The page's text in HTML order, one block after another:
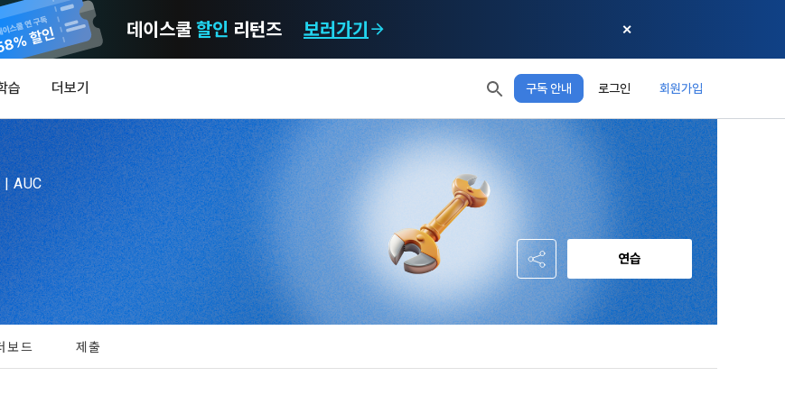
데이스쿨 할인 리턴즈 보러가기 ✕
습 더보기 구독 안내 로그인 회원가입
알림 0 모두 읽음 모두 삭제 닫기
MY XP XP 안내
다음 레벨까지150 XP
0/150 XP
오늘의 XP
0 / 800
전체 XP
0
적립 XP
0
사용 XP
0
메일 인증 필요
[데이콘] 회원가입 인증메일
이용약관
식회사(이하 “회사”)와 “회원” 간에 정보 서비스를 이용하는 조건 및 절차에 관한
하여 규정하는 데 그 목적이 있다. “회원”은 모든 약관에 동의해야 하며, 어떤 방식
용한다는 것은 “회원”이 본 약관의 전부에 동의한다는 것을 의미하며 본 약관은
사용하는 동안 계속 유효하다. 본 약관은 저작권 분쟁 정책의 조항을 포함한다.
의)
는 용어의 정의는 아래와 같다.
회사"가 서비스를 "회원"에게 제공하기 위하여 컴퓨터 등 정보 통신 설비를 이용하
영업장 또는 "회사"가 운영하는 아래 웹사이트를 말한다.
개인정보 처리방침
데이콘 개인정보 처리방침
(2021.05.24 본)
개인정보 보호를 여러 경영요소 가운데 최우선의 가치로 두고 있습니다. 데이콘주
’ 또는 ‘회사’)는 서비스 기획부터 종료까지 정보통신망 이용촉진 및 정보보호 등에
보통신망법’), 개인정보보호법 등 국내의 개인정보 보호 법령을 철저히 준수합니다.
침의 의의
를 수집하고, 수집한 정보를 어떻게 사용하며, 필요에 따라 누구와 이를 공유(‘위탁
용목적을 달성한 정보를 언제, 어떻게 파기 하는지 등 ‘개인정보의 한살이’와 관련한
공합니다.
마케팅 정보 수신 동의
용목적
이용자 맞춤형 서비스 및 상품 추천, 각종 경품 행사, 이벤트, 경진대회 홍보 목적
전자우편이나
또는 카카오 알림톡), 푸시, 전화 등을 통해 이용자에게 제공합니다.
거부하실 수 있으며 동의 이후에라도 고객의 의사에 따라 동의를 철회할 수 있습
라도 DACON에서 제공하는 서비스의 이용에 제한이 되지 않습니다.
이용자 맞춤형 상품 추천 등의 마케팅 정보 안내 서비스가 제한됩니다.
| AUC
연습
보드 제출